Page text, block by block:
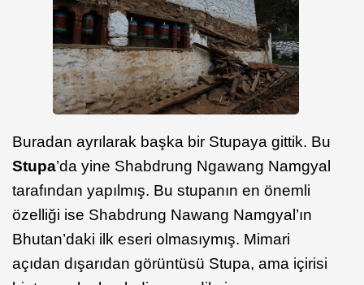
Buradan ayrılarak başka bir Stupaya gittik. Bu
Stupa’da yine Shabdrung Ngawang Namgyal
tarafından yapılmış. Bu stupanın en önemli
özelliği ise Shabdrung Nawang Namgyal’ın
Bhutan’daki ilk eseri olmasıymış. Mimari
açıdan dışarıdan görüntüsü Stupa, ama içirisi